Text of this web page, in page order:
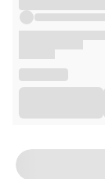
Składniki
Kwasy
Witamina E
Opakowanie